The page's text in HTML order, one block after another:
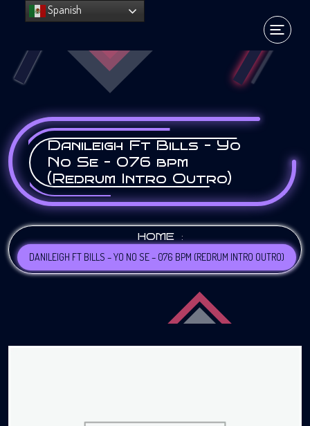
Danileigh Ft Bills – Yo
No Se – 076 bpm
(Redrum Intro Outro)
HOME
:
DANILEIGH FT BILLS – YO NO SE – 076 BPM (REDRUM INTRO OUTRO)
Spanish